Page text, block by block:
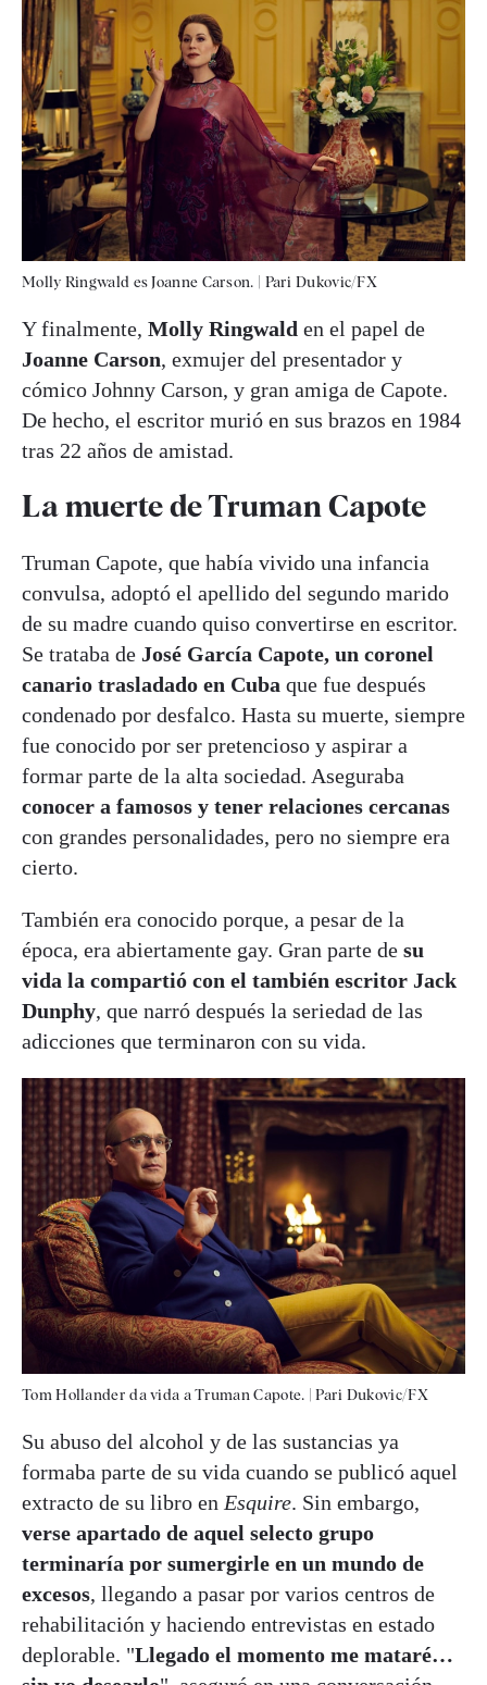
Molly Ringwald es Joanne Carson. Pari Dukovic/FX
Y finalmente, Molly Ringwald en el papel de
Joanne Carson, exmujer del presentador y
cómico Johnny Carson, y gran amiga de Capote.
De hecho, el escritor murió en sus brazos en 1984
tras 22 años de amistad.
La muerte de Truman Capote
Truman Capote, que había vivido una infancia
convulsa, adoptó el apellido del segundo marido
de su madre cuando quiso convertirse en escritor.
Se trataba de José García Capote, un coronel
canario trasladado en Cuba que fue después
condenado por desfalco. Hasta su muerte, siempre
fue conocido por ser pretencioso y aspirar a
formar parte de la alta sociedad. Aseguraba
conocer a famosos y tener relaciones cercanas
con grandes personalidades, pero no siempre era
cierto.
También era conocido porque, a pesar de la
época, era abiertamente gay. Gran parte de su
vida la compartió con el también escritor Jack
Dunphy, que narró después la seriedad de las
adicciones que terminaron con su vida.
Tom Hollander da vida a Truman Capote. |Pari Dukovic/FX
Su abuso del alcohol y de las sustancias ya
formaba parte de su vida cuando se publicó aquel
extracto de su libro en Esquire. Sin embargo,
verse apartado de aquel selecto grupo
terminaría por sumergirle en un mundo de
excesos, llegando a pasar por varios centros de
rehabilitación y haciendo entrevistas en estado
deplorable. "Llegado el momento me mataré…